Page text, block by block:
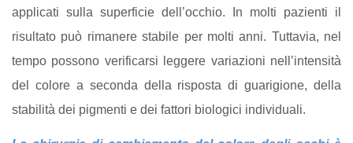
applicati sulla superficie dell’occhio. In molti pazienti il
risultato può rimanere stabile per molti anni. Tuttavia, nel
tempo possono verificarsi leggere variazioni nell’intensità
del colore a seconda della risposta di guarigione, della
stabilità dei pigmenti e dei fattori biologici individuali.